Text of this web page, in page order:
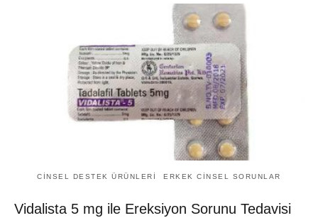
CINSEL DESTEK ÜRÜNLERI ERKEK CINSEL SORUNLAR
Vidalista 5 mg ile Ereksiyon Sorunu Tedavisi